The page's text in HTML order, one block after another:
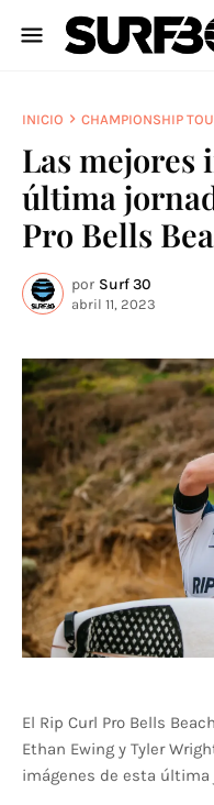
INICIO CHAMPIONSHIP
Las mejores
última
Pro Bells
por Surf 30
abril 11, 2023
El Rip Curl Pro Bells
Ethan Ewing y Tyler
imágenes de esta última